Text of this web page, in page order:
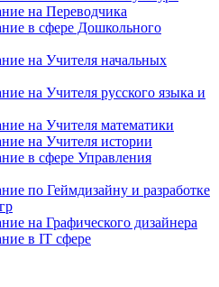
на Переводчика
в сфере Дошкольного
на Учителя начальных
на Учителя русского языка и
на Учителя математики
на Учителя истории
в сфере Управления
по Геймдизайну и разработке
на Графического дизайнера
в IT сфере